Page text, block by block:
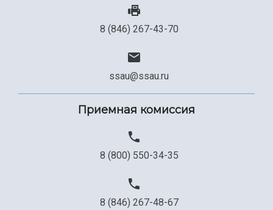
8 (846) 267-43-70
ssau@ssau.ru
Приемная комиссия
8 (800) 550-34-35
8 (846) 267-48-67